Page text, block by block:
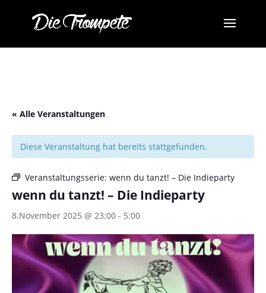
« Alle Veranstaltungen
Diese Veranstaltung hat bereits stattgefunden.
Veranstaltungsserie: wenn du tanzt! – Die Indieparty
wenn du tanzt! – Die Indieparty
8.November 2025 @ 23:00 - 5:00